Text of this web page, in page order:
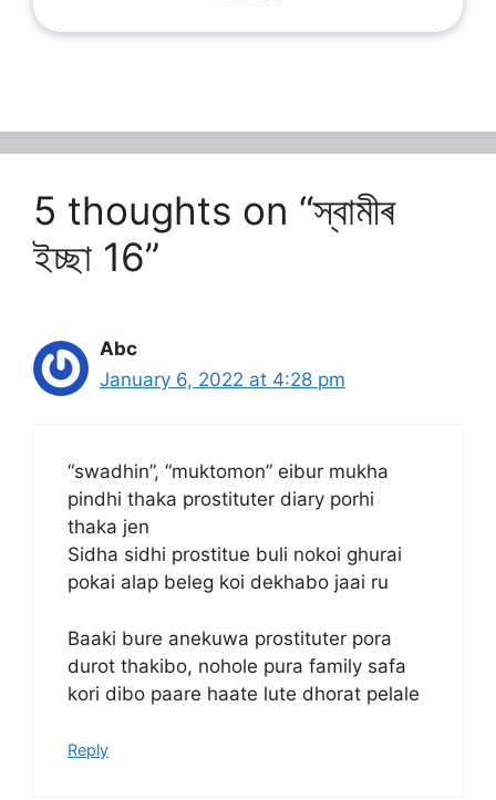
5 thoughts on “স্বামীৰ
ইচ্ছা 16”
Abc
January 6, 2022 at 4:28 pm
“swadhin”, “muktomon” eibur mukha
pindhi thaka prostituter diary porhi
thaka jen
Sidha sidhi prostitue buli nokoi ghurai
pokai alap beleg koi dekhabo jaai ru
Baaki bure anekuwa prostituter pora
durot thakibo, nohole pura family safa
kori dibo paare haate lute dhorat pelale
Reply